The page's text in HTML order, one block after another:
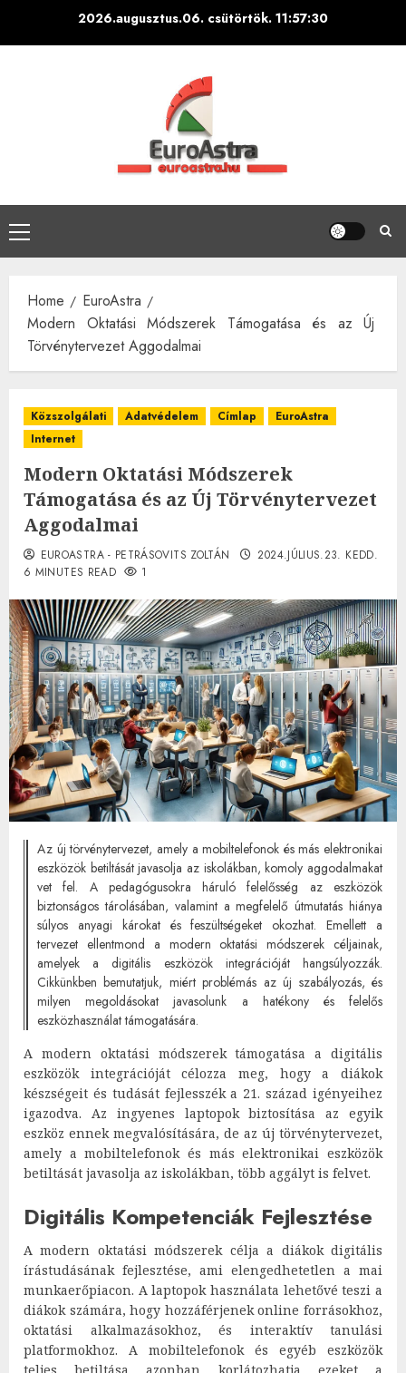
2026.augusztus.06. csütörtök.11:57:31
Primary
Menu
Home
EuroAstra
Modern Oktatási Módszerek Támogatása és az Új
Törvénytervezet Aggodalmai
Közszolgálati Adatvédelem Címlap
EuroAstra
Internet
Modern Oktatási Módszerek
Támogatása és az Új Törvénytervezet
Aggodalmai
EUROASTRA - PETRÁSOVITS ZOLTÁN
2024.JÚLIUS.23. KEDD.
6 MINUTES READ
1
Az új törvénytervezet, amely a mobiltelefonok és más elektronikai
eszközök betiltását javasolja az iskolákban, komoly aggodalmakat
vet fel. A pedagógusokra háruló felelősség az eszközök
biztonságos tárolásában, valamint a megfelelő útmutatás hiánya
súlyos anyagi károkat és feszültségeket okozhat. Emellett a
tervezet ellentmond a modern oktatási módszerek céljainak,
amelyek a digitális eszközök integrációját hangsúlyozzák.
Cikkünkben bemutatjuk, miért problémás az új szabályozás, és
milyen megoldásokat javasolunk a hatékony és felelős
eszközhasználat támogatására.
A modern oktatási módszerek támogatása a digitális
eszközök integrációját célozza meg, hogy a diákok
készségeit és tudását fejlesszék a 21. század igényeihez
igazodva. Az ingyenes laptopok biztosítása az egyik
eszköz ennek megvalósítására, de az új törvénytervezet,
amely a mobiltelefonok és más elektronikai eszközök
betiltását javasolja az iskolákban, több aggályt is felvet.
Digitális Kompetenciák Fejlesztése
A modern oktatási módszerek célja a diákok digitális
írástudásának fejlesztése, ami elengedhetetlen a mai
munkaerőpiacon. A laptopok használata lehetővé teszi a
diákok számára, hogy hozzáférjenek online forrásokhoz,
oktatási alkalmazásokhoz, és interaktív tanulási
platformokhoz. A mobiltelefonok és egyéb eszközök
teljes betiltása azonban korlátozhatja ezeket a